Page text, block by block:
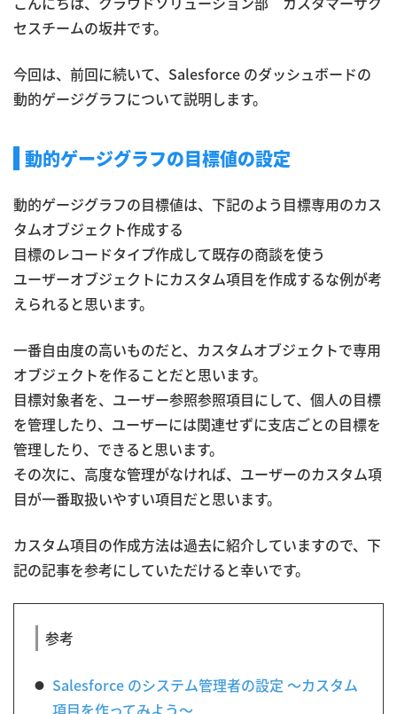
セスチームの坂井です。
今回は、前回に続いて、Salesforce のダッシュボードの
動的ゲージグラフについて説明します。
動的ゲージグラフの目標値の設定
動的ゲージグラフの目標値は、下記のよう目標専用のカス
タムオブジェクト作成する
目標のレコードタイプ作成して既存の商談を使う
ユーザーオブジェクトにカスタム項目を作成するな例が考
えられると思います。
一番自由度の高いものだと、カスタムオブジェクトで専用
オブジェクトを作ることだと思います。
目標対象者を、ユーザー参照参照項目にして、個人の目標
を管理したり、ユーザーには関連せずに支店ごとの目標を
管理したり、できると思います。
その次に、高度な管理がなければ、ユーザーのカスタム項
目が一番取扱いやすい項目だと思います。
カスタム項目の作成方法は過去に紹介していますので、下
記の記事を参考にしていただけると幸いです。
参考
Salesforce のシステム管理者の設定 〜カスタム